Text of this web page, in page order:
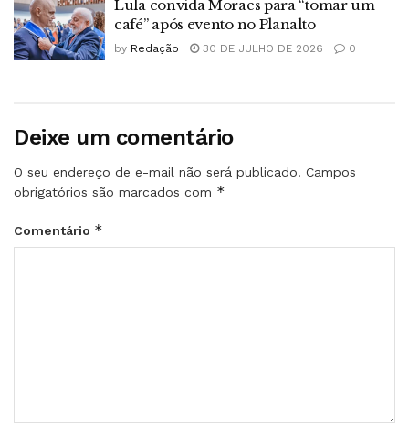
Lula convida Moraes para “tomar um
café” após evento no Planalto
by Redação 30 DE JULHO DE 2026 0
Deixe um comentário
O seu endereço de e-mail não será publicado. Campos
obrigatórios são marcados com *
Comentário *